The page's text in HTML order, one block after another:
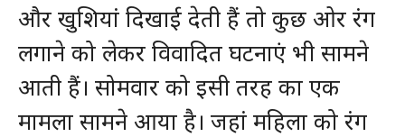
और खुशियां दिखाई देती हैं तो कुछ ओर रंग
लगाने को लेकर विवादित घटनाएं भी सामने
आती हैं। सोमवार को इसी तरह का एक
मामला सामने आया है। जहां महिला को रंग